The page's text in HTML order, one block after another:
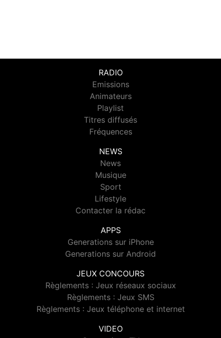
RADIO
Emissions
Animateurs
Playlist
Titres diffusés
Fréquences
NEWS
News
Musique
Sport
Lifestyle
Contacter la rédac
APPS
Generations sur iPhone
Generations sur Android
JEUX CONCOURS
Règlements : Jeux réseaux sociaux
Règlements : Jeux SMS
Règlements : Jeux téléphone et internet
VIDEO